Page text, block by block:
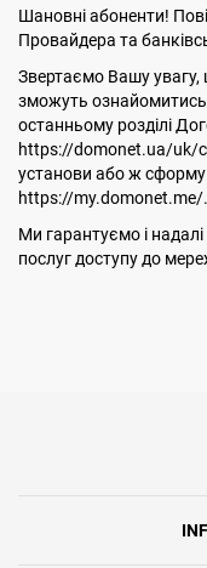
Шановні абоненти!
Провайдера та
Звертаємо Вашу увагу,
зможуть ознайомитись
останньому розділі
https://domonet.ua/uk/
установи або ж
https://my.domonet.me/.
Ми гарантуємо і
послуг доступу до